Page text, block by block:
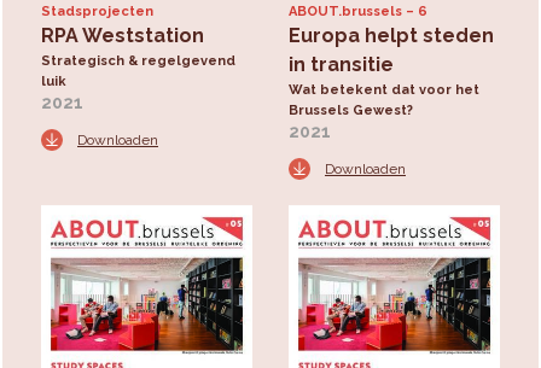
Stadsprojecten
RPA Weststation
Strategisch & regelgevend
luik
2021
Downloaden
ABOUT.brussels 6
Europa helpt steden
in transitie
Wat betekent dat voor het
Brussels Gewest?
2021
Downloaden